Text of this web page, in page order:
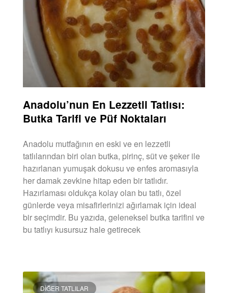
Anadolu’nun En Lezzetli Tatlısı:
Butka Tarifi ve Püf Noktaları
Anadolu mutfağının en eski ve en lezzetli
tatlılarından biri olan butka, pirinç, süt ve şeker ile
hazırlanan yumuşak dokusu ve enfes aromasıyla
her damak zevkine hitap eden bir tatlıdır.
Hazırlaması oldukça kolay olan bu tatlı, özel
günlerde veya misafirlerinizi ağırlamak için ideal
bir seçimdir. Bu yazıda, geleneksel butka tarifini ve
bu tatlıyı kusursuz hale getirecek
DIĞER TATLILAR